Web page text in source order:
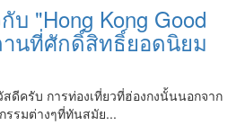
"Hong Kong Good
านที่ศักดิ์สิทธิ์ยอดนิยม
สดีครับ การท่องเที่ยวที่ฮ่องกงนั้นนอกจาก
รรมต่างๆที่ทันสมัย...